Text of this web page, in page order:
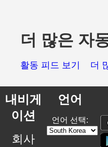
더 많은 자
활동 피드 보기 더
내비게
이션
회사
언어
언어 선택: